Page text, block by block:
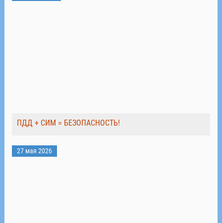
ПДД + СИМ = БЕЗОПАСНОСТЬ!
27 мая 2026